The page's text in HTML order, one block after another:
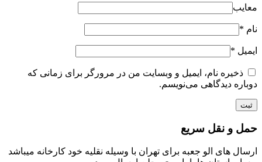
معایب
نام *
ایمیل *
ذخیره نام، ایمیل و وبسایت من در مرورگر برای زمانی که
دوباره دیدگاهی می‌نویسم.
حمل و نقل سریع
ارسال های الو جعبه برای تهران با وسیله نقلیه خود کارخانه میباشد